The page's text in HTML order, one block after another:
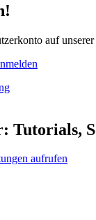
auf unserer
Tutorials,
aufrufen